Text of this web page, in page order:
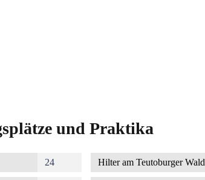
und Praktika
24 Hilter am Teutoburger Wald